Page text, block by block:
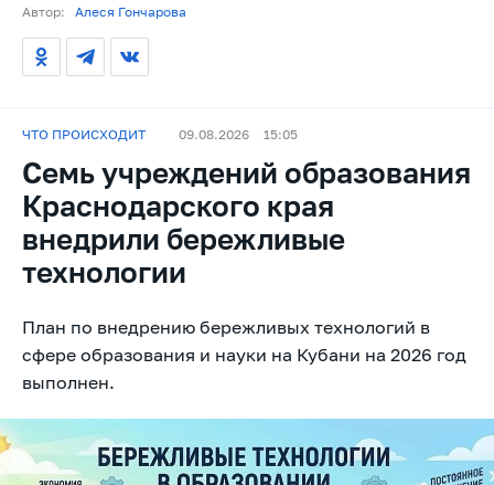
Автор: Алеся Гончарова
ЧТО ПРОИСХОДИТ 09.08.2026 15:05
Семь учреждений образования
Краснодарского края
внедрили бережливые
технологии
План по внедрению бережливых технологий в
сфере образования и науки на Кубани на 2026 год
выполнен.